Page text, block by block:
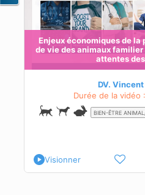
Enjeux économiques de la
de vie des animaux
attentes
DV. Vincent
Durée de la vidéo
BIEN-ÊTRE
Visionner